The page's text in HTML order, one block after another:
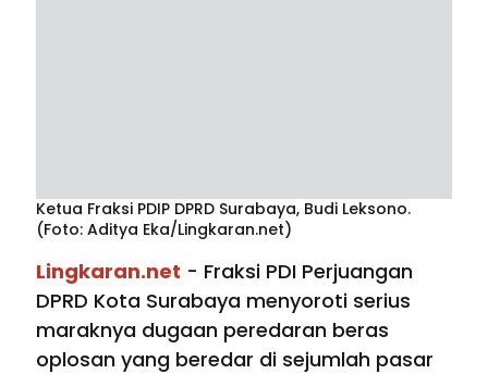
Ketua Fraksi PDIP DPRD Surabaya, Budi Leksono.
(Foto: Aditya Eka/Lingkaran.net)
Lingkaran.net - Fraksi PDI Perjuangan
DPRD Kota Surabaya menyoroti serius
maraknya dugaan peredaran beras
oplosan yang beredar di sejumlah pasar